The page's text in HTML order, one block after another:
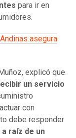
para ir en
asegura
explicó que
un servicio
con
debe responder
raíz de un